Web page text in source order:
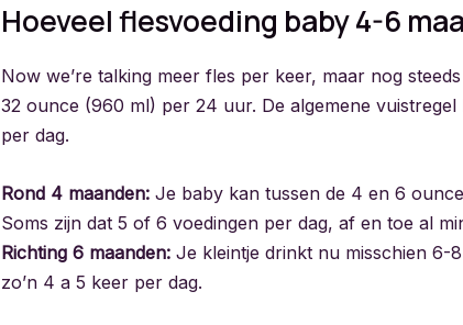
Hoeveel flesvoeding baby 4-6
Now we’re talking meer fles per keer, maar nog
32 ounce (960 ml) per 24 uur. De algemene
per dag.
Rond 4 maanden: Je baby kan tussen de 4 en 6
Soms zijn dat 5 of 6 voedingen per dag, af en toe al
Richting 6 maanden: Je kleintje drinkt nu misschien 6-
zo’n 4 a 5 keer per dag.